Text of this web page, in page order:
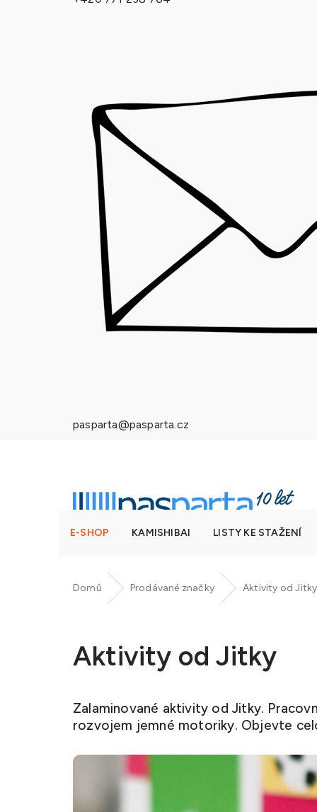
pasparta@pasparta.cz
E-SHOP KAMISHIBAI LISTY KE STAŽENÍ
Domů Prodávané značky Aktivity od Jitky
Aktivity od Jitky
Zalaminované aktivity od Jitky.
rozvojem jemné motoriky. Objevte